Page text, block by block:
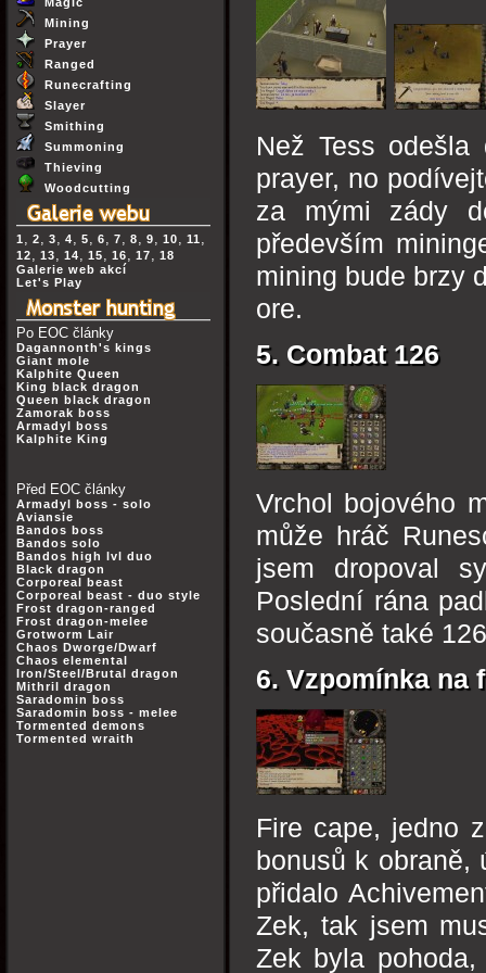
Mining
Prayer
Ranged
Runecrafting
Slayer
Smithing
Summoning
Thieving
Woodcutting
1 , 2, 3, 4, 5, 6, 7, 8, 9, 10, 11 ,
12, 13, 14, 15, 16, 17, 18
Galerie web akcí
Let's Play
Po EOC články
Dagannonth's kings
Giant mole
Kalphite Queen
King black dragon
Queen black dragon
Zamorak boss
Armadyl boss
Kalphite King
Před EOC články
Armadyl boss - solo
Aviansie
Bandos boss
Bandos solo
Bandos high lvl duo
Black dragon
Corporeal beast
Corporeal beast - duo style
Frost dragon-ranged
Frost dragon-melee
Grotworm Lair
Chaos Dworge/Dwarf
Chaos elemental
Iron/Steel/Brutal dragon
Mithril dragon
Saradomin boss
Saradomin boss - melee
Tormented demons
Tormented wraith
Než Tess
prayer, no
za mými zády
především
mining bude brzy
ore.
5. Combat 126
Vrchol bojového
může hráč
jsem dropoval
Poslední rána
současně také
6. Vzpomínka na
Fire cape, jedno
bonusů k obraně,
přidalo
Zek, tak jsem
Zek byla